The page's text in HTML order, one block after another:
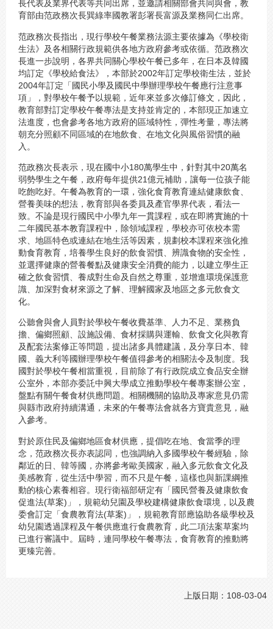
長代表及業界代表等共同出席，並邀請相關部會共同與會，教
育部由范政務次長巽綠率國教署彭署長富源及業務同仁出席。
范政務次長指出，現行學校午餐業務法源主要依據為《學校衛
生法》及各相關行政規範供各地方政府參考或依循。范政務次
長進一步說明，各界共同關心學校午餐已多年，在日本及韓國
均訂定《學校給食法》，本部於2002年訂定學校衛生法，並於
2004年訂定「國民小學及國民中學辦理學校午餐應行注意事
項」，對學校午餐予以規範，近年來並多次修訂條文，因此，
教育部對訂定學校午餐專法是支持並肯定的，本部現正加速立
法進度，也會參考各地方政府的區域特性，彈性考量，專法將
朝充分照顧不同區域的在地飲食、在地文化與風俗習慣的融
入。
范政務次長表示，現在國中小180萬學生中，針對其中20萬名
弱勢學生之午餐，政府每年提供21億元補助，讓每一位孩子能
吃飽吃好。午餐為教育的一環，強化食育教育連結健康飲食、
營養美味的想法，教育部與各委員及產官學界代表，看法一
致。不論是現行國民中小學九年一貫課程，或在即將實施的十
二年國民基本教育課程中，除領域課程，學校亦可依校本需
求、地區特色或連結在地生活等因素，規劃校本課程來強化推
動食育教育，培養學生良好的飲食習慣、辨識食物的安全性，
並選擇健康的營養餐點及健康安全消費的能力，以建立學生正
確之飲食習慣、養成對生命及自然之尊重，並增進環境保護意
識、加深對食材來源之了解、理解國家及地區之多元飲食文
化。
公聽會與會人員對於學校午餐收費基準、人力不足、業務負
擔、偏鄉照顧、設施設備、食材採購與運輸、飲食文化與教育
及配套法案修正等問題，提出諸多具體建議，及分享日本、韓
國、義大利等國辦理學校午餐值得參考的相關法令及制度。我
國對於學校午餐相當重視，目前除了有行政院成立食品安全辦
公室外，本部亦委託中興大學成立推動學校午餐專案辦公室，
盤點有關午餐食材供應問題。相關機關的協助及專家意見仍需
與縣市政府持續溝通，未來的午餐專法會就各方寶貴意見，融
入參考。
對於原住民及偏鄉地區食材供應，提倡吃在地、食當季的理
念，范政務次長亦表認同，也強調納入多國學校午餐經驗，除
鄰近的日、韓等國，亦將參考歐美國家，融入多元飲食文化及
美感教育，從生活中學習，而不只是午餐，這樣也與新課綱推
動的核心素養相容。現行衛福部研定有「國民營養及健康飲食
促進法(草案)」，規範幼兒園及學校建構健康飲食環境，以及農
委會訂定「食農教育法(草案)」，規範教育部應協助各級學校及
幼兒園透過課程及午餐供應進行食農教育，此二項法案草案均
已進行審議中。屆時，連同學校午餐專法，食育教育的推動將
更臻完善。
上版日期：108-03-04